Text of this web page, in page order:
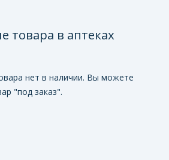
товара в аптеках
нет в наличии. Вы можете
"под заказ".